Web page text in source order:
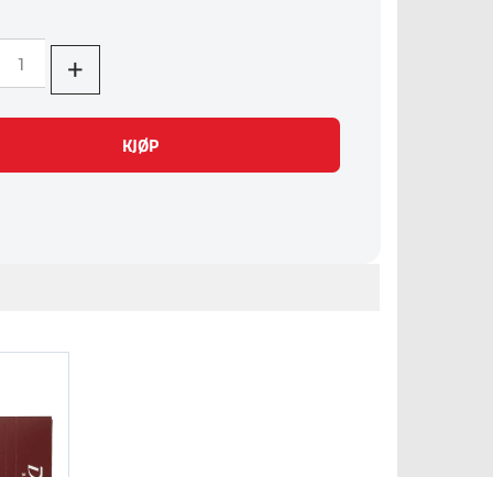
+
KJØP